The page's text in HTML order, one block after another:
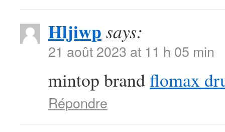
Hljiwp says:
21 août 2023 at 11 h 05 min
mintop brand flomax
Répondre